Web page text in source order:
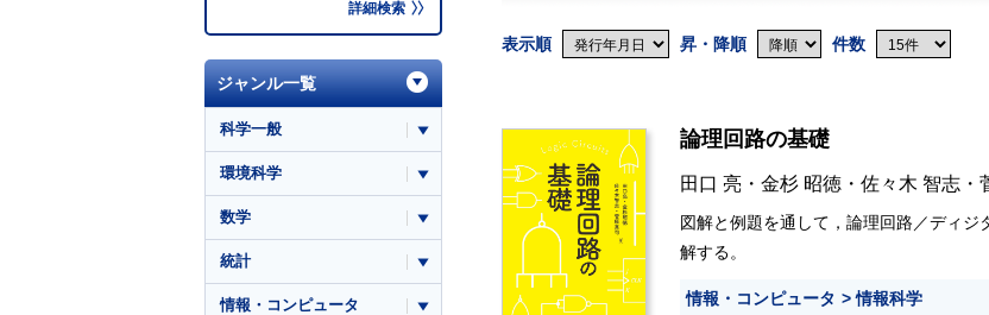
詳細検索
表示順 昇・降順 件数
論理回路の基礎
田口 亮 ・ 金杉 昭徳 ・ 佐々木 智志 ・
図解と例題を通して，論理回路／ディジ
解する。
情報・コンピュータ
情報科学
ジャンル一覧
科学一般
環境科学
数学
統計
情報・コンピュータ